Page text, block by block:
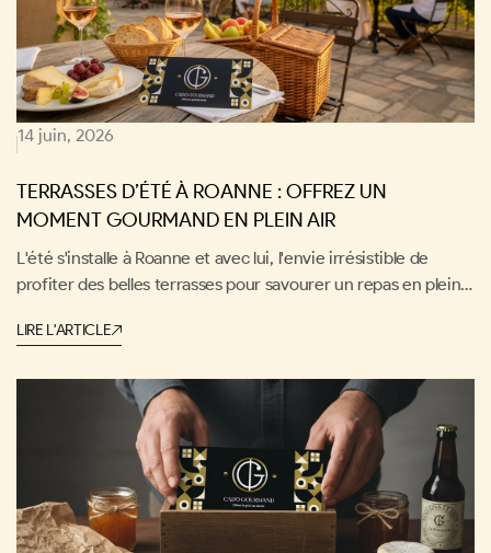
14 juin, 2026
TERRASSES D’ÉTÉ À ROANNE : OFFREZ UN
MOMENT GOURMAND EN PLEIN AIR
L'été s'installe à Roanne et avec lui, l'envie irrésistible de
profiter des belles terrasses pour savourer un repas en plein
entre bonne cuisine et douceur de vivre à la roannaise. Cado
transformer une simple terrasse en une expérience culinaire
LIRE L'ARTICLE